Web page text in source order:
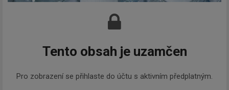
Tento obsah je uzamčen
Pro zobrazení se přihlaste do účtu s aktivním předplatným.